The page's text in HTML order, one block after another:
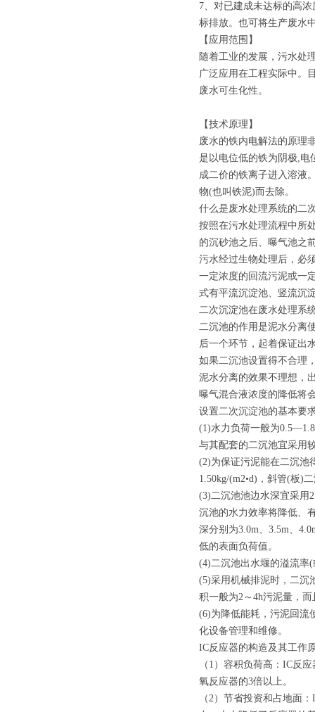
7、对已建成未达标的高
标排放。也可将生产废水
【应用范围】
随着工业的发展，污水处
广泛应用在工程实际中。
废水可生化性。
【技术原理】
废水的铁内电解法的原理
是以电位低的铁为阴极,电
成二价的铁离子进入溶液
物(也叫铁泥)而去除。
什么是废水处理系统的二
按照在污水处理流程中所
的沉砂池之后、曝气池之
污水经过生物处理后，必
一定浓度的回流污泥或一
式有平流沉淀池、竖流沉
二次沉淀池在废水处理系
二沉池的作用是泥水分离
后一个环节，起着保证出
如果二沉池设置得不合理
泥水分离的效果不理想，
曝气混合液浓度的降低将
设置二次沉淀池的基本要
(1)水力负荷一般为
与其配套的二沉池宜采用
(2)为保证污泥能在二沉池
1.50kg/(m2•d)，斜管(板)
(3)二沉池池边水深宜采用
沉池的水力效率将降低、
深分别为3.0m、3.5m、
低的表面负荷值。
(4)二沉池出水堰的溢流率(
(5)采用机械排泥时，二沉
积一般为2～4h污泥量，
(6)为降低能耗，污泥回流
化设备管理和维修。
IC反应器的构造及其工作
（1）容积负荷高：IC反
氧反应器的3倍以上。
（2）节省投资和占地面